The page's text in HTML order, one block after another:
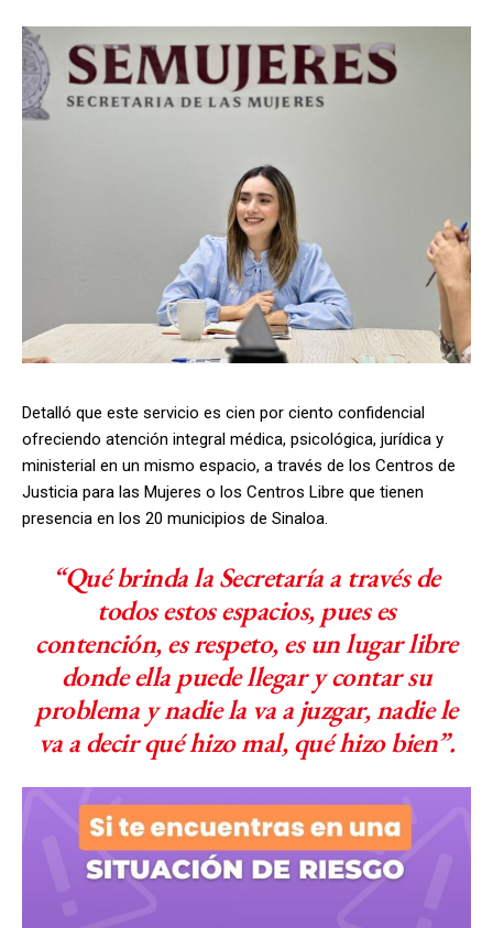
Detalló que este servicio es cien por ciento confidencial
ofreciendo atención integral médica, psicológica, jurídica y
ministerial en un mismo espacio, a través de los Centros de
Justicia para las Mujeres o los Centros Libre que tienen
presencia en los 20 municipios de Sinaloa.
“Qué brinda la Secretaría a través de
todos estos espacios, pues es
contención, es respeto, es un lugar libre
donde ella puede llegar y contar su
problema y nadie la va a juzgar, nadie le
va a decir qué hizo mal, qué hizo bien”.